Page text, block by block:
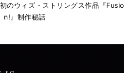
のウィズ・ストリングス作品『Fusio
n!』制作秘話